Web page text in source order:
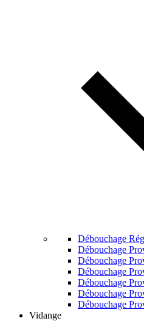
Débouchage
Débouchage
Débouchage
Débouchage
Débouchage
Débouchage
Débouchage
Vidange